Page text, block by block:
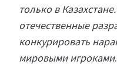
только в
отечественные
конкурировать
мировыми игроками.